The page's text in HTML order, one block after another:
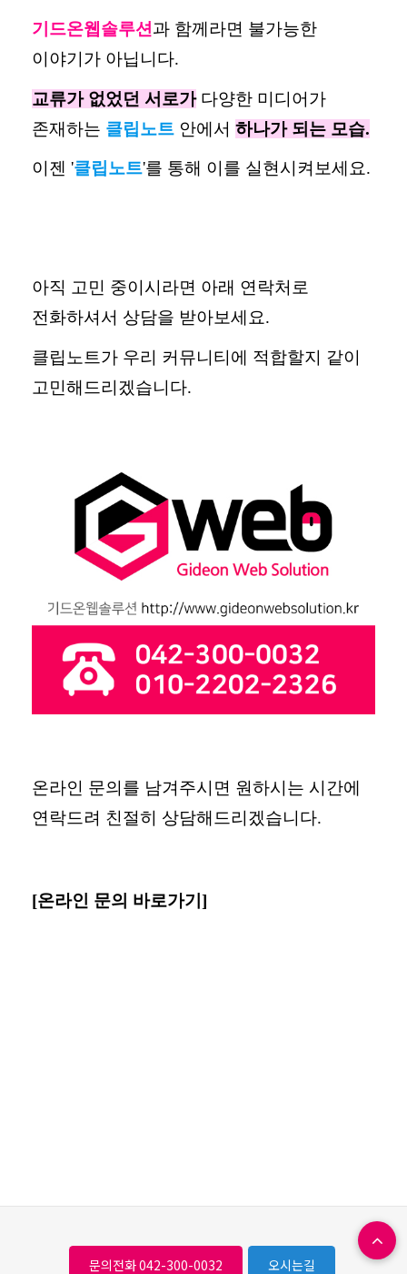
기드온웹솔루션 과 함께라면 불가능한
이야기가 아닙니다.
교류가 없었던 서로가 다양한 미디어가
존재하는 클립노트 안에서 하나가 되는 모습.
이젠 '클립노트'를 통해 이를 실현시켜보세요.
아직 고민 중이시라면 아래 연락처로
전화하셔서 상담을 받아보세요.
클립노트가 우리 커뮤니티에 적합할지 같이
고민해드리겠습니다.
온라인 문의를 남겨주시면 원하시는 시간에
연락드려 친절히 상담해드리겠습니다.
[온라인 문의 바로가기]
문의전화 042-300-0032 오시는길